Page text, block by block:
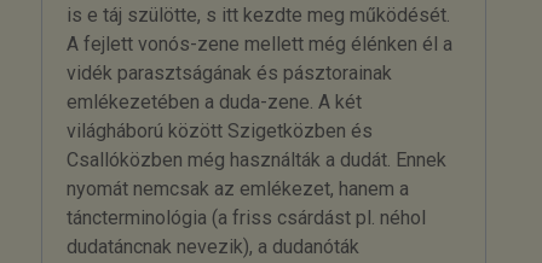
is e táj szülötte, s itt kezdte meg működését.
A fejlett vonós-zene mellett még élénken él a
vidék parasztságának és pásztorainak
emlékezetében a duda-zene. A két
világháború között Szigetközben és
Csallóközben még használták a dudát. Ennek
nyomát nemcsak az emlékezet, hanem a
táncterminológia (a friss csárdást pl. néhol
dudatáncnak nevezik), a dudanóták